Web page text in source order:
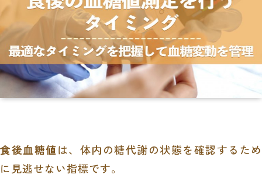
食後血糖値は、体内の糖代謝の状態を確認するため
に見逃せない指標です。